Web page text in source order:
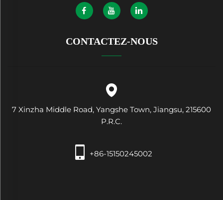
CONTACTEZ-NOUS
7 Xinzha Middle Road, Yangshe Town, Jiangsu, 215600
P.R.C.
+86-15150245002